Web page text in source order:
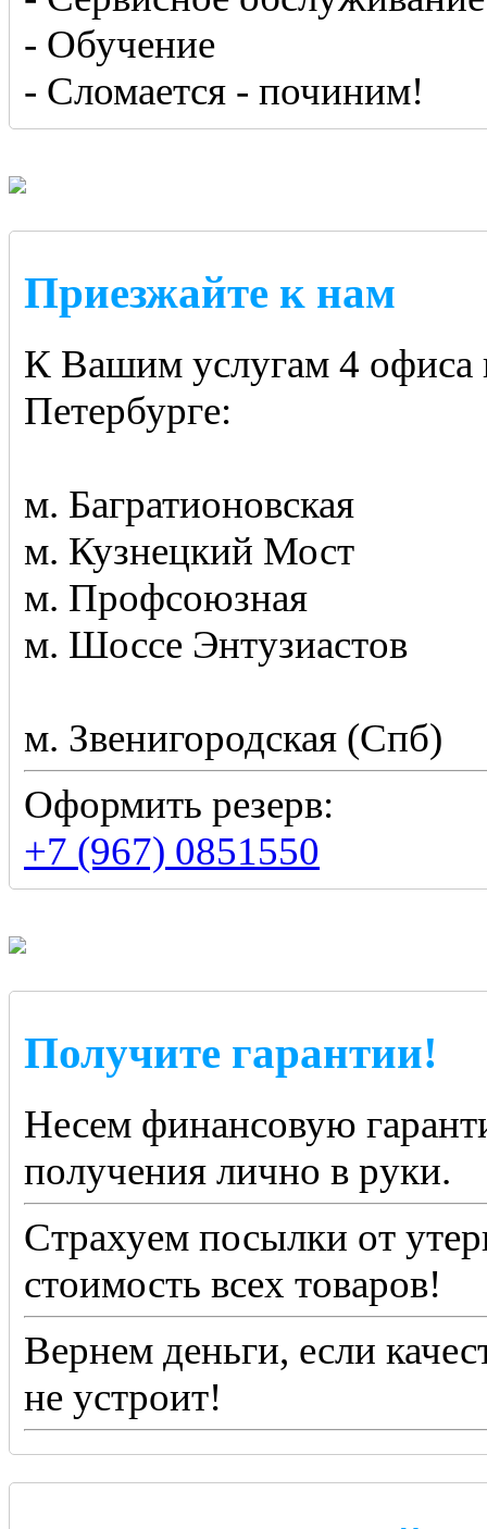
- Обучение
- Сломается - починим!
Приезжайте к нам
К Вашим услугам 4 офиса
Петербурге:
м. Багратионовская
м. Кузнецкий Мост
м. Профсоюзная
м. Шоссе Энтузиастов
м. Звенигородская (Спб)
Оформить резерв:
+7 (967) 0851550
Получите гарантии!
Несем финансовую
получения лично в руки.
Страхуем посылки от
стоимость всех товаров!
Вернем деньги, если
не устроит!